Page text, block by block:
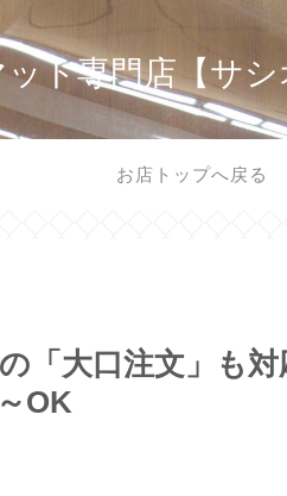
ト専門店【サ
お店トップへ戻る
「大口注文」も
OK